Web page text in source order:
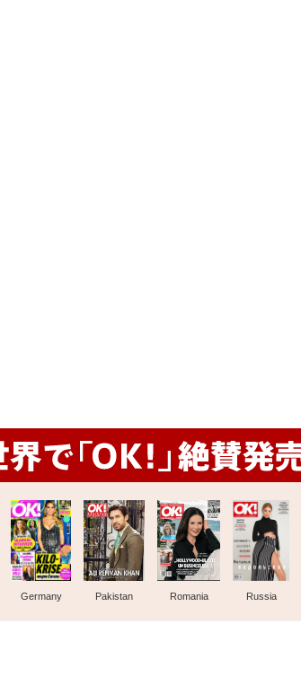
Germany Pakistan Romania Russia